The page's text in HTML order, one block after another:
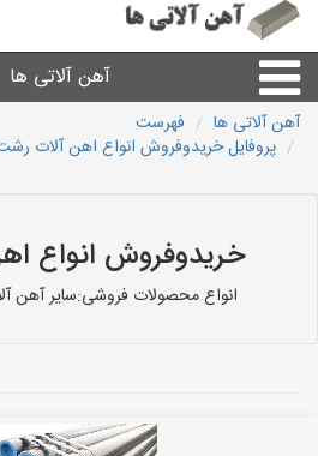
آهن آلاتی ها
میلگرد
لوله و
آهن آلاتی های
آهن آلاتی ها
فهرست
پروفایل خریدوفروش انواع اهن آلات
خریدوفروش انواع
انواع محصولات فروشی:سایر آهن